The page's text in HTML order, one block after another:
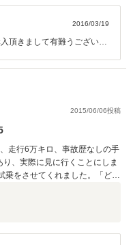
りがいい車でした。自宅のエコ
車はエンジンが丈夫で燃費が
いと思います。今回コメント
かも知れませんが、これから
てください。
2016/03/19
頂きまして有難うございま
2015/06/06投稿
走行6万キロ、事故歴なしの手
、実際に見に行くことにしま
てくれるのが好印象でした。
用してくれてる、という感じ)
まだ走れるという感じでした